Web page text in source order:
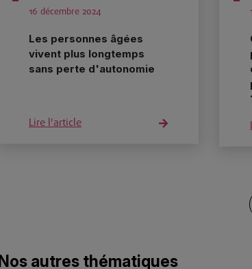
16 décembre 2024
Les personnes âgées
vivent plus longtemps
sans perte d'autonomie
Lire l'article
Nos autres thématiques